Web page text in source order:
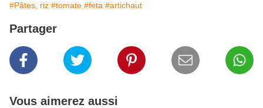
#Pâtes, riz #tomate #feta #artichaut
Partager
Vous aimerez aussi